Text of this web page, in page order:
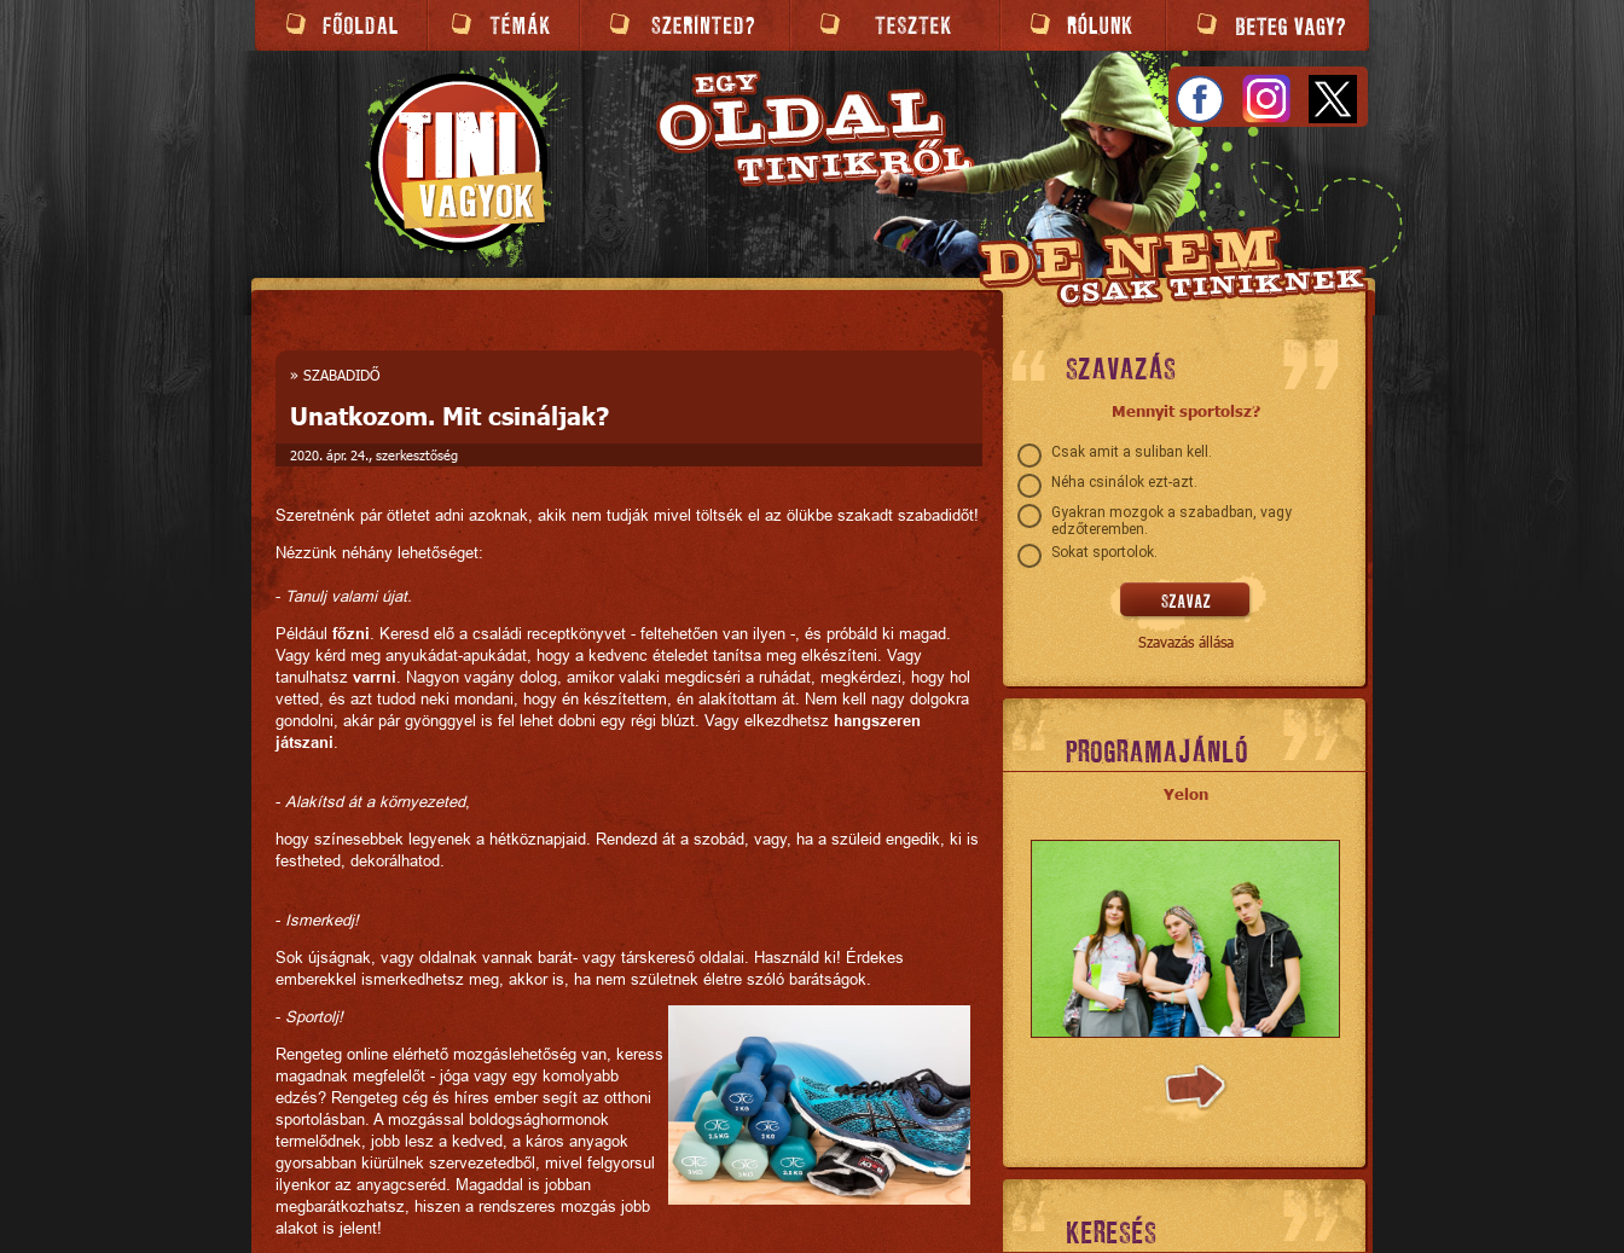
» SZABADIDŐ
Unatkozom. Mit csináljak?
2020. ápr. 24., szerkesztőség
Szeretnénk pár ötletet adni azoknak, akik nem tudják mivel töltsék el az ölükbe szakadt szabadidőt!
Nézzünk néhány lehetőséget:
- Tanulj valami újat.
Például főzni . Keresd elő a családi receptkönyvet - feltehetően van ilyen -, és próbáld ki magad.
Vagy kérd meg anyukádat-apukádat, hogy a kedvenc ételedet tanítsa meg elkészíteni. Vagy
tanulhatsz varrni . Nagyon vagány dolog, amikor valaki megdicséri a ruhádat, megkérdezi, hogy hol
vetted, és azt tudod neki mondani, hogy én készítettem, én alakítottam át. Nem kell nagy dolgokra
gondolni, akár pár gyönggyel is fel lehet dobni egy régi blúzt. Vagy elkezdhetsz hangszeren
játszani
- Alakítsd át a környezeted,
hogy színesebbek legyenek a hétköznapjaid. Rendezd át a szobád, vagy, ha a szüleid engedik, ki is
festheted, dekorálhatod.
- Ismerkedj!
Sok újságnak, vagy oldalnak vannak barát- vagy társkereső oldalai. Használd ki! Érdekes
emberekkel ismerkedhetsz meg, akkor is, ha nem születnek életre szóló barátságok.
- Sportolj!
Rengeteg online elérhető mozgáslehetőség van, keress
magadnak megfelelőt - jóga vagy egy komolyabb
edzés? Rengeteg cég és híres ember segít az otthoni
sportolásban. A mozgással boldogsághormonok
termelődnek, jobb lesz a kedved, a káros anyagok
gyorsabban kiürülnek szervezetedből, mivel felgyorsul
ilyenkor az anyagcseréd. Magaddal is jobban
megbarátkozhatsz, hiszen a rendszeres mozgás jobb
alakot is jelent!
SZAVAZÁS
Mennyit sportolsz?
Csak amit a suliban kell.
Néha csinálok ezt-azt.
Gyakran mozgok a szabadban, vagy
edzőteremben.
Sokat sportolok.
Szavazás állása
PROGRAMAJÁNLÓ
Yelon
KERESÉS